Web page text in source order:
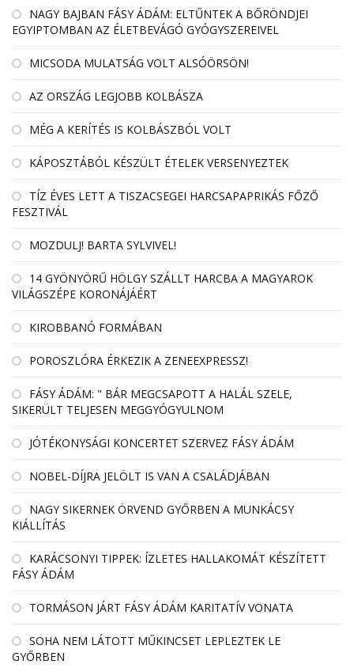
NAGY BAJBAN FÁSY ÁDÁM: ELTŰNTEK A BŐRÖNDJEI
EGYIPTOMBAN AZ ÉLETBEVÁGÓ GYÓGYSZEREIVEL
MICSODA MULATSÁG VOLT ALSÓÖRSÖN!
AZ ORSZÁG LEGJOBB KOLBÁSZA
MÉG A KERÍTÉS IS KOLBÁSZBÓL VOLT
KÁPOSZTÁBÓL KÉSZÜLT ÉTELEK VERSENYEZTEK
TÍZ ÉVES LETT A TISZACSEGEI HARCSAPAPRIKÁS FŐZŐ
FESZTIVÁL
MOZDULJ! BARTA SYLVIVEL!
14 GYÖNYÖRŰ HÖLGY SZÁLLT HARCBA A MAGYAROK
VILÁGSZÉPE KORONÁJÁÉRT
KIROBBANÓ FORMÁBAN
POROSZLÓRA ÉRKEZIK A ZENEEXPRESSZ!
FÁSY ÁDÁM: " BÁR MEGCSAPOTT A HALÁL SZELE,
SIKERÜLT TELJESEN MEGGYÓGYULNOM
JÓTÉKONYSÁGI KONCERTET SZERVEZ FÁSY ÁDÁM
NOBEL-DÍJRA JELÖLT IS VAN A CSALÁDJÁBAN
NAGY SIKERNEK ÖRVEND GYŐRBEN A MUNKÁCSY
KIÁLLÍTÁS
KARÁCSONYI TIPPEK: ÍZLETES HALLAKOMÁT KÉSZÍTETT
FÁSY ÁDÁM
TORMÁSON JÁRT FÁSY ÁDÁM KARITATÍV VONATA
SOHA NEM LÁTOTT MŰKINCSET LEPLEZTEK LE
GYŐRBEN